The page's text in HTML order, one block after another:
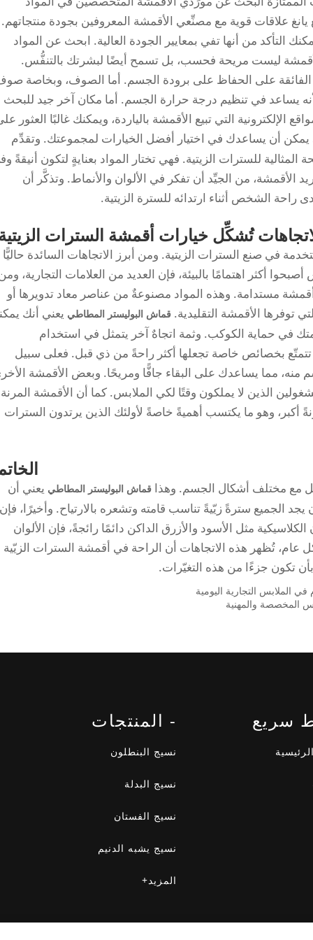
علاقات قوية مع مصنِّعي الأقمشة المعروفين بجودة منتجاتهم.
التأكد من أنها تفي بمعايير الجودة العالية. ابحث عن المواد
ليست مريحة فحسب، بل تسمح أيضًا لبشرتك بالتنفُّس.
الفائقة على الحفاظ على برودة الجسم. أما الصوف، وبخاصة
يساعد في تنظيم درجة حرارة الجسم. أما مكان آخر جيد للبحث
الإلكترونية التي تبيع الأقمشة بالياردة، ويمكنك غالبًا العثور
يمكن أن يساعدك في اختيار أفضل الخيارات لمجموعتك. وتقدِّم
للسترات الزيتية. فهي تختار المواد بعنايةٍ لتكون أنيقةً
الأقمشة، من الجيِّد أن تفكر في الألوان والأنماط. وتذكَّر أن
الشخص أثناء ارتدائه للسترة الزيتية.
تُشكِّل خيارات أقمشة السترات
في صنع السترات الزيتية. ومن أبرز الاتجاهات السائدة حاليًّا
أكثر اهتمامًا بالبيئة، فإن العديد من العلامات التجارية،
أقمشة مستدامة. وهذه المواد مصنوعةٌ من عناصر معاد تدويرها أو
توفرها الأقمشة التقليدية. قماش البوليستر المطاطي يعني أنك
في حماية الكوكب. وثمة اتجاهٌ آخر يتمثل في استخدام
تتمتّع بخصائص خاصة تجعلها أكثر راحةً من ذي قبل. فعلى سبيل
مما يساعدك على البقاء جافًّا ومريحًا. وبعض الأقمشة
الذين لا يملكون وقتًا لكي الملابس. كما أن الأقمشة المرنة
أكبر، وهو ما يكتسب أهميةً خاصةً لأولئك الذين يرتدون السترات
مع مختلف أشكال الجسم. وهذا قماش البوليستر المطاطي يعني أن
الجميع سترةً زيّيةً تناسب قامته وتشعره بالارتياح. وأخيرًا، فإن
مثل الأسود والأزرق الداكن دائمًا رائجةً، فإن الألوان
عام، تُظهر هذه الاتجاهات أن الراحة في أقمشة السترات الزيّية
تكون جزءًا من هذه التغيّرات.
الملابس التجارية اليومية
سريع - المنتجات
نسيج البنطلون
نسيج البدلة
نسيج الفستان
نسيج يشبه الدنيم
المزيد+